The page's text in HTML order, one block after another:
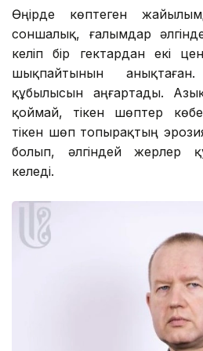
Өңірде көптеген
соншалық, ғалымдар
келіп бір гектардан екі
шықпайтынын
құбылысын аңғартады.
қоймай, тікен шөптер
тікен шөп топырақтың
болып, әлгіндей жерлер
келеді.